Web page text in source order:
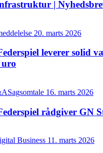
|
20. marts 2026
leverer solid
uro
16. marts 2026
rådgiver GN
Business 11. marts 2026